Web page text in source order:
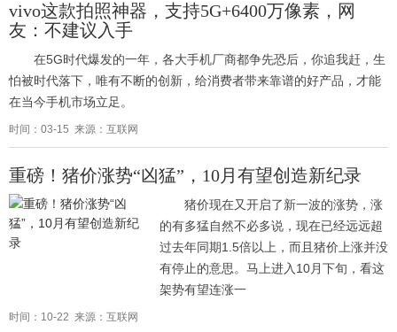
vivo这款拍照神器，支持5G+6400万像素，网
友：不建议入手
在5G时代爆发的一年，各大手机厂商都争先恐后，你追我赶，生
怕被时代落下，唯有不断的创新，给消费者带来靠谱的好产品，才能
在当今手机市场立足。
时间：03-15 来源：互联网
重磅！猪价涨势“凶猛”，10月有望创造新纪录
猪价现在又开启了新一波的涨势，涨
的有多猛自然不必多说，现在已经远远超
过去年同期1.5倍以上，而且猪价上涨并没
有停止的意思。马上进入10月下旬，看这
架势有望连涨一
时间：10-22 来源：互联网